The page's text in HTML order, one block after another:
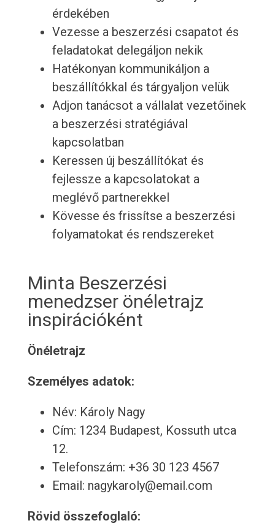
érdekében
Vezesse a beszerzési csapatot és
feladatokat delegáljon nekik
Hatékonyan kommunikáljon a
beszállítókkal és tárgyaljon velük
Adjon tanácsot a vállalat vezetőinek
a beszerzési stratégiával
kapcsolatban
Keressen új beszállítókat és
fejlessze a kapcsolatokat a
meglévő partnerekkel
Kövesse és frissítse a beszerzési
folyamatokat és rendszereket
Minta Beszerzési
menedzser önéletrajz
inspirációként
Önéletrajz
Személyes adatok:
Név: Károly Nagy
Cím: 1234 Budapest, Kossuth utca
12.
Telefonszám: +36 30 123 4567
Email: nagykaroly@email.com
Rövid összefoglaló: